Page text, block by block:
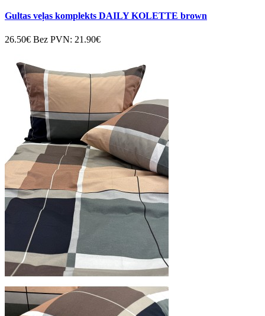
Gultas veļas komplekts DAILY KOLETTE brown
26.50€ Bez PVN: 21.90€